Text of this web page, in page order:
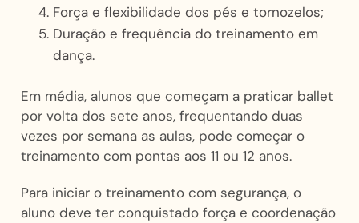
Força e flexibilidade dos pés e tornozelos;
Duração e frequência do treinamento em
dança.
Em média, alunos que começam a praticar ballet
por volta dos sete anos, frequentando duas
vezes por semana as aulas, pode começar o
treinamento com pontas aos 11 ou 12 anos.
Para iniciar o treinamento com segurança, o
aluno deve ter conquistado força e coordenação